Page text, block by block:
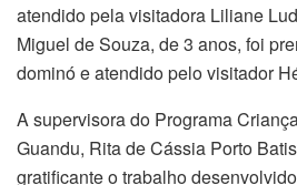
atendido pela visitadora Liliane
Miguel de Souza, de 3 anos, foi
dominó e atendido pelo visitador
A supervisora do Programa
Guandu, Rita de Cássia Porto
gratificante o trabalho